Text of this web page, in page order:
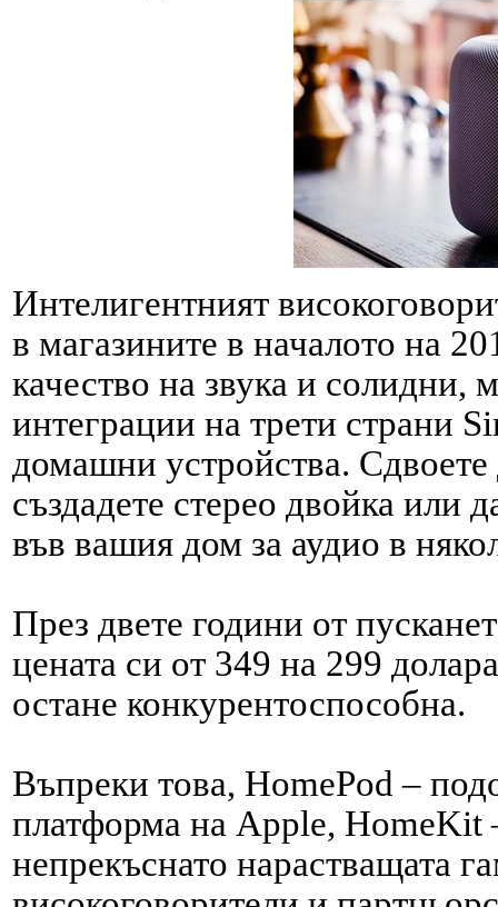
Интелигентният
в магазините в началото на
качество на звука и солидни,
интеграции на трети страни
домашни устройства. Сдвоете
създадете стерео двойка или
във вашия дом за аудио в
През двете години от
цената си от 349 на 299
остане конкурентоспособна.
Въпреки това, HomePod –
платформа на Apple, HomeKit
непрекъснато нарастващата